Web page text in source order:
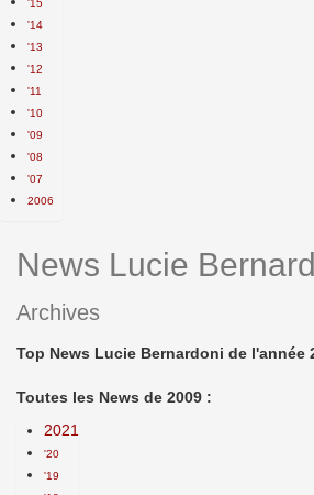
'15
'14
'13
'12
'11
'10
'09
'08
'07
2006
News Lucie
Archives
Top News Lucie Bernardoni de l'année
Toutes les News de 2009 :
2021
'20
'19